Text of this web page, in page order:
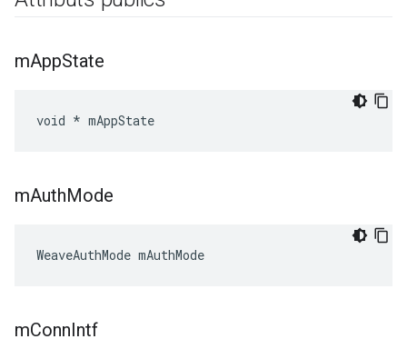
mAppState
void * mAppState
mAuthMode
WeaveAuthMode mAuthMode
mConnIntf